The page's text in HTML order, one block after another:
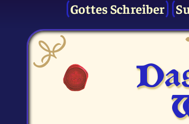
Gottes Schreiber